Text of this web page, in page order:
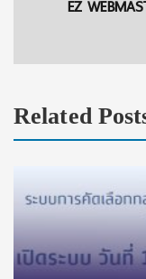
EZ
Related